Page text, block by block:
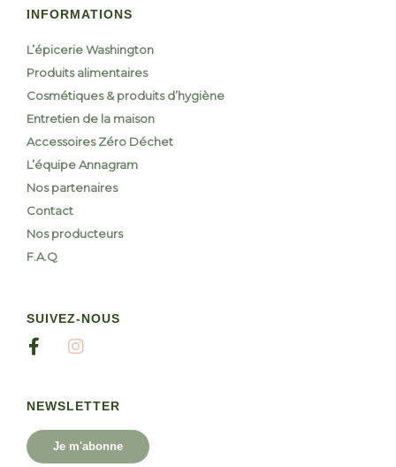
INFORMATIONS
L’épicerie Washington
Produits alimentaires
Cosmétiques & produits d’hygiène
Entretien de la maison
Accessoires Zéro Déchet
L’équipe Annagram
Nos partenaires
Contact
Nos producteurs
F.A.Q
SUIVEZ-NOUS
NEWSLETTER
Je m'abonne